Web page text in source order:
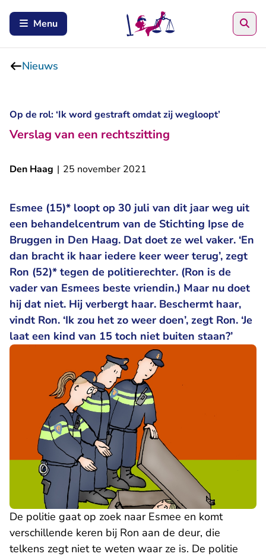
Menu
Nieuws
Op de rol: ‘Ik word gestraft omdat zij wegloopt’
Verslag van een rechtszitting
Den Haag | 25 november 2021
Esmee (15)* loopt op 30 juli van dit jaar weg uit
een behandelcentrum van de Stichting Ipse de
Bruggen in Den Haag. Dat doet ze wel vaker. ‘En
dan bracht ik haar iedere keer weer terug’, zegt
Ron (52)* tegen de politierechter. (Ron is de
vader van Esmees beste vriendin.) Maar nu doet
hij dat niet. Hij verbergt haar. Beschermt haar,
vindt Ron. ‘Ik zou het zo weer doen’, zegt Ron. ‘Je
laat een kind van 15 toch niet buiten staan?’
De politie gaat op zoek naar Esmee en komt
verschillende keren bij Ron aan de deur, die
telkens zegt niet te weten waar ze is. De politie